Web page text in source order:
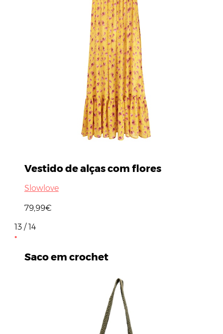
Vestido de alças com flores
Slowlove
79,99€
13 / 14
Saco em crochet